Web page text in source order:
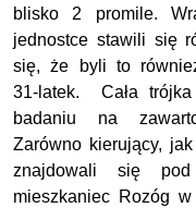
blisko 2 promile.
jednostce stawili się
się, że byli to
31-latek. Cała trójka
badaniu na
Zarówno kierujący,
znajdowali się pod
mieszkaniec Rozóg w